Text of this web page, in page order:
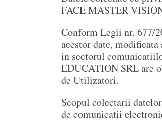
FACE MASTER
Conform Legii nr. 677/
acestor date,
in sectorul
EDUCATION SRL are
de Utilizatori.
Scopul colectarii
de comunicatii